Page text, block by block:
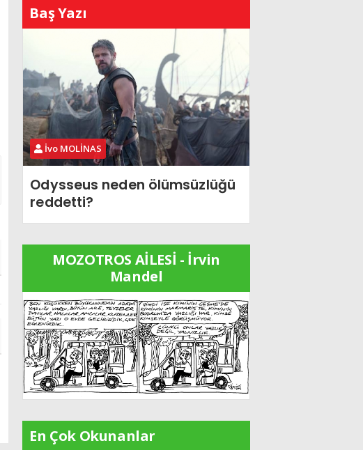
Baş Yazı
İvo MOLİNAS
Odysseus neden ölümsüzlüğü
reddetti?
MOZOTROS AİLESİ - İrvin
Mandel
En Çok Okunanlar